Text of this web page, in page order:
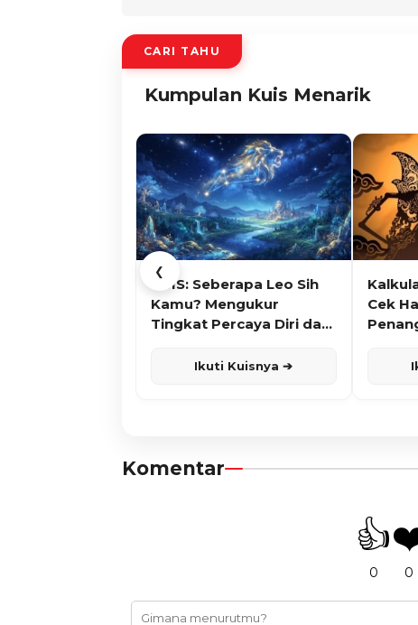
CARI TAHU
Kumpulan Kuis Menarik
❮
KUIS: Seberapa Leo Sih
Kamu? Mengukur
Tingkat Percaya Diri dan
Ikuti Kuisnya ➔
Cek
Komentar
👍
0 0